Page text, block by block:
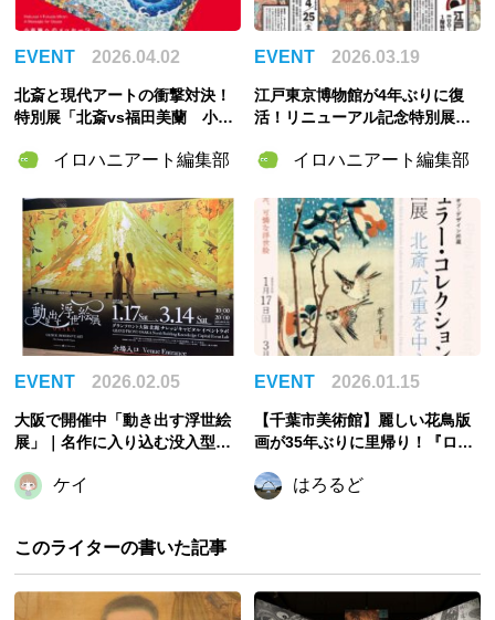
EVENT 2026.04.02
北斎と現代アートの衝撃対決！
特別展「北斎vs福田美蘭 小布
ら開催イロハニアート編集部
EVENT 2026.03.19
江戸東京博物館が4年ぶりに復
活！リニューアル記念特別展
説
イロハニアート編集部
EVENT 2026.02.05
大阪で開催中「動き出す浮世絵
展」｜名作に入り込む没入型ア
ケイ
EVENT 2026.01.15
【千葉市美術館】麗しい花鳥版
画が35年ぶりに里帰り！『ロッ
版画展 北斎、広重を中心に』
はろるど
このライターの書いた記事